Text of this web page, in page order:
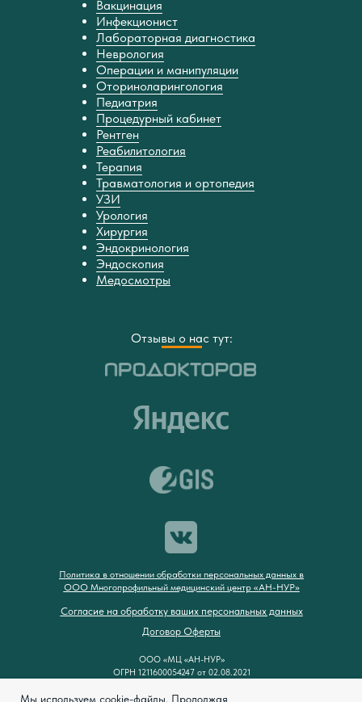
Мы используем cookie-файлы. Продолжая
Вакцинация
Инфекционист
Лабораторная диагностика
Неврология
Операции и манипуляции
Оториноларингология
Педиатрия
Процедурный кабинет
Рентген
Реабилитология
Терапия
Травматология и ортопедия
УЗИ
Урология
Хирургия
Эндокринология
Эндоскопия
Медосмотры
Отзывы о нас тут:
Политика в отношении обработки персональных данных в
ООО Многопрофильный медицинский центр «АН-НУР»
Согласие на обработку ваших персональных данных
Договор Оферты
ООО «МЦ «АН-НУР»
ОГРН 1211600054247 от 02.08.2021